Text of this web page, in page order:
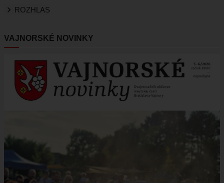
ROZHLAS
VAJNORSKÉ NOVINKY
Obrázok